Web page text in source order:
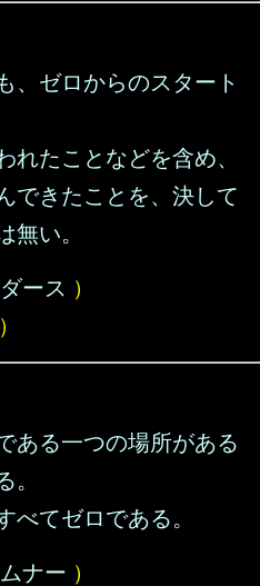
、ゼロからのスタート
れたことなどを含め、
できたことを、決して
無い。
ース ）
）
ある一つの場所がある
べてゼロである。
ナー ）